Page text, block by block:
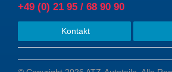
+49 (0) 21 95 / 68 90 90
Kontakt